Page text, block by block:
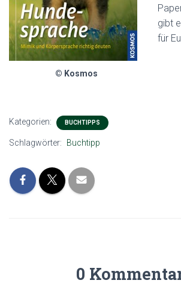
© Kosmos
gibt
für
Kategorien: BUCHTIPPS
Schlagwörter: Buchtipp
0